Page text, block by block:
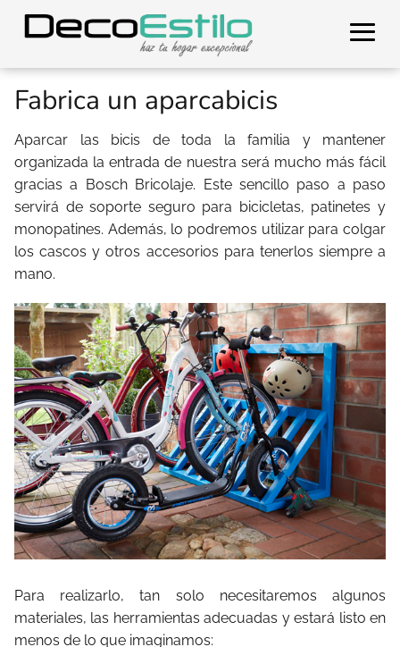
Fabrica un aparcabicis
Aparcar las bicis de toda la familia y mantener
organizada la entrada de nuestra será mucho más fácil
gracias a Bosch Bricolaje. Este sencillo paso a paso
servirá de soporte seguro para bicicletas, patinetes y
monopatines. Además, lo podremos utilizar para colgar
los cascos y otros accesorios para tenerlos siempre a
mano.
Para realizarlo, tan solo necesitaremos algunos
materiales, las herramientas adecuadas y estará listo en
menos de lo que imaginamos: